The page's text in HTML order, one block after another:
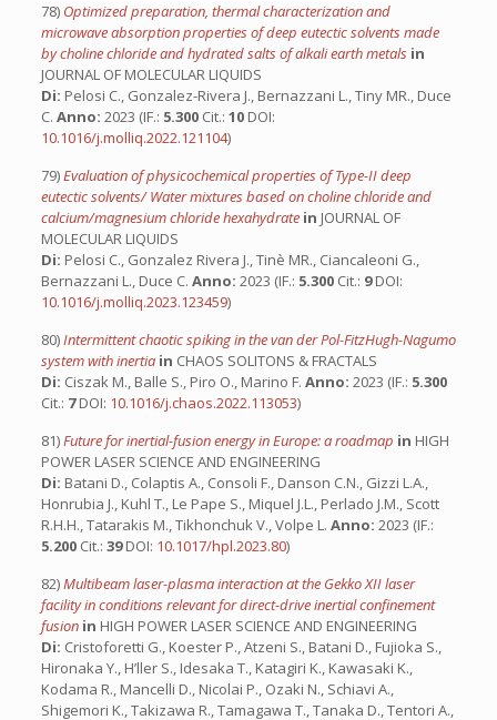
78) Optimized preparation, thermal characterization and
microwave absorption properties of deep eutectic solvents made
by choline chloride and hydrated salts of alkali earth metals in
JOURNAL OF MOLECULAR LIQUIDS
Di: Pelosi C., Gonzalez-Rivera J., Bernazzani L., Tiny MR., Duce
C. Anno: 2023 (IF.: 5.300 Cit.: 10 DOI:
10.1016/j.molliq.2022.121104)
79)Evaluation of physicochemical properties of Type-II deep
eutectic solvents/ Water mixtures based on choline chloride and
calcium/magnesium chloride hexahydrate in JOURNAL OF
MOLECULAR LIQUIDS
Di: Pelosi C., Gonzalez Rivera J., Tinè MR., Ciancaleoni G.,
Bernazzani L., Duce C. Anno: 2023 (IF.: 5.300 Cit.: 9DOI:
10.1016/j.molliq.2023.123459)
80)Intermittent chaotic spiking in the van der Pol-FitzHugh-Nagumo
system with inertia in CHAOS SOLITONS & FRACTALS
Di: Ciszak M., Balle S., Piro O., Marino F. Anno: 2023 (IF.: 5.300
Cit.: 7DOI: 10.1016/j.chaos.2022.113053)
81)Future for inertial-fusion energy in Europe: a roadmap in HIGH
POWER LASER SCIENCE AND ENGINEERING
Di: Batani D., Colaptis A., Consoli F., Danson C.N., Gizzi L.A.,
Honrubia J., Kuhl T., Le Pape S., Miquel J.L., Perlado J.M., Scott
R.H.H., Tatarakis M., Tikhonchuk V., Volpe L. Anno: 2023 (IF.:
5.200 Cit.: 39DOI: 10.1017/hpl.2023.80)
82)Multibeam laser-plasma interaction at the Gekko XII laser
facility in conditions relevant for direct-drive inertial confinement
fusion in HIGH POWER LASER SCIENCE AND ENGINEERING
Di: Cristoforetti G., Koester P., Atzeni S., Batani D., Fujioka S.,
Hironaka Y., H’ller S., Idesaka T., Katagiri K., Kawasaki K.,
Kodama R., Mancelli D., Nicolai P., Ozaki N., Schiavi A.,
Shigemori K., Takizawa R., Tamagawa T., Tanaka D., Tentori A.,